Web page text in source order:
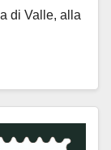
di Valle, alla